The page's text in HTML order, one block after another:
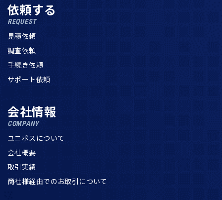
依頼する
REQUEST
見積依頼
調査依頼
手続き依頼
サポート依頼
会社情報
COMPANY
ユニポスについて
会社概要
取引実績
商社様経由でのお取引について